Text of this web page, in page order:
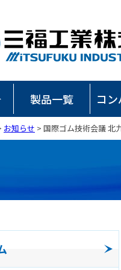
製品一覧 コ
お知らせ > 国際ゴム技術会議 北